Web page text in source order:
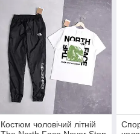
Костюм чоловічий літній